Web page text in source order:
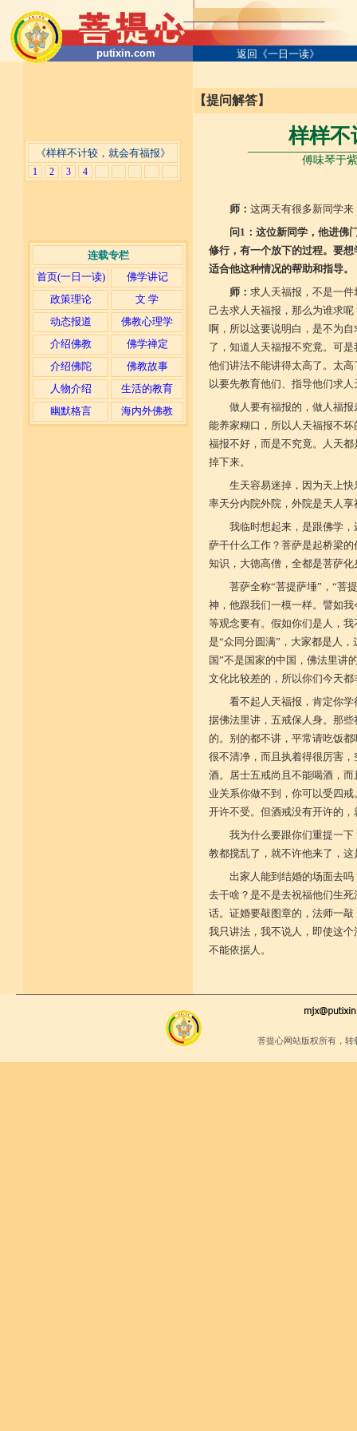
putixin.com 返回《一日一读》
《样样不计较，就会有福报》
1 2 3 4
连载专栏
首页(一日一读)
佛学讲记
政策理论
文 学
动态报道
佛教心理学
介绍佛教
佛学禅定
介绍佛陀
佛教故事
人物介绍
生活的教育
幽默格言
海内外佛教
【提问解答】
样样不
傅味琴于
师： 这两天有很多新同学
问1：这位新同学，他进佛
修行，有一个放下的过程。要
适合他这种情况的帮助和指导。
师： 求人天福报，不是一
己去求人天福报，那么为谁求
啊，所以这要说明白，是不为
了，知道人天福报不究竟。可
他们讲法不能讲得太高了。太
以要先教育他们、指导他们求人
做人要有福报的，做人福
能养家糊口，所以人天福报不
福报不好，而是不究竟。人天
掉下来。
生天容易迷掉，因为天上
率天分内院外院，外院是天人
我临时想起来，是跟佛学
萨干什么工作？菩萨是起桥梁
知识，大德高僧，全都是菩萨化
菩萨全称“菩提萨埵”，“菩
神，他跟我们一模一样。譬如
等观念要有。假如你们是人，
是“众同分圆满”，大家都是人
国”不是国家的中国，佛法里讲
文化比较差的，所以你们今天都
看不起人天福报，肯定你
据佛法里讲，五戒保人身。那
的。别的都不讲，平常请吃饭
很不清净，而且执着得很厉害
酒。居士五戒尚且不能喝酒，
业关系你做不到，你可以受四
开许不受。但酒戒没有开许的
我为什么要跟你们重提一
教都搅乱了，就不许他来了，
出家人能到结婚的场面去
去干啥？是不是去祝福他们生
话。证婚要敲图章的，法师一
我只讲法，我不说人，即使这
不能依据人。
菩提心网站版权所有，